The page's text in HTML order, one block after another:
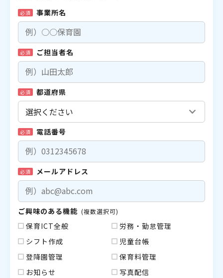
必須 事業所名
必須 ご担当者名
必須 都道府県
必須 電話番号
必須 メールアドレス
ご興味のある機能 (複数選択可)
保育ICT全般
労務・勤怠管理
シフト作成
児童台帳
登降園管理
保育料管理
お知らせ
写真配信